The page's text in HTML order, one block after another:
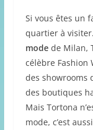
Si vous êtes un
quartier à
modede Milan,
célèbre Fashion
des showrooms
des boutiques
Mais Tortona
mode, c’est